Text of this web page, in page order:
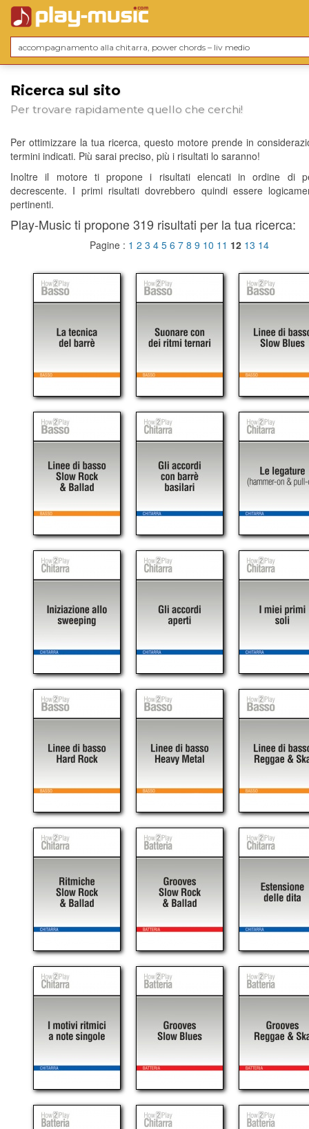
Ricerca sul sito
Per trovare rapidamente quello che cerchi!
Per ottimizzare la tua ricerca, questo motore prende in
termini indicati. Più sarai preciso, più i risultati lo saranno!
Inoltre il motore ti propone i risultati elencati in ordine di
decrescente. I primi risultati dovrebbero quindi essere
pertinenti.
Play-Music ti propone 319 risultati per la tua ricerca:
Pagine : 1 2 3 4 5 6 7 8 9 10 11 12 13 14